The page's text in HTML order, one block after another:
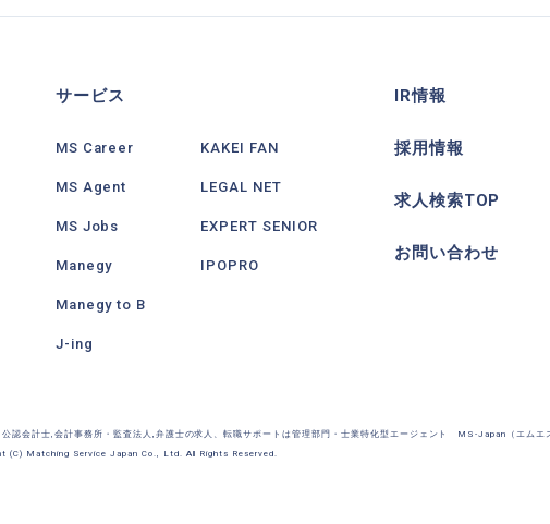
サービス
MS Career
MS Agent
MS Jobs
Manegy
Manegy to B
J-ing
KAKEI FAN
LEGAL NET
EXPERT SENIOR
IPOPRO
IR情報
採用情報
求人検索TOP
お問い合わせ
認会計士,会計事務所・監査法人,弁護士の求人、転職サポートは管理部門・士業特化型エージェント MS-Japan（エムエ
(C) Matching Service Japan Co., Ltd. All Rights Reserved.